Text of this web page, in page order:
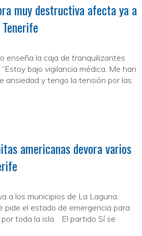
muy destructiva afecta ya a
enseña la caja de tranquilizantes
bajo vigilancia médica. Me han
ansiedad y tengo la tensión por las
americanas devora varios
a los municipios de La Laguna,
pide el estado de emergencia para
toda la isla. El partido Sí se